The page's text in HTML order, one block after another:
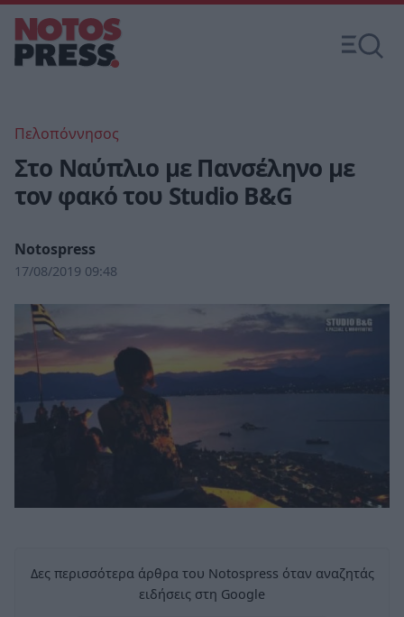
Πελοπόννησος
Στο Ναύπλιο με Πανσέληνο με
τον φακό του Studio B&G
Notospress
17/08/2019 09:48
Δες περισσότερα άρθρα του Notospress όταν αναζητάς
ειδήσεις στη Google